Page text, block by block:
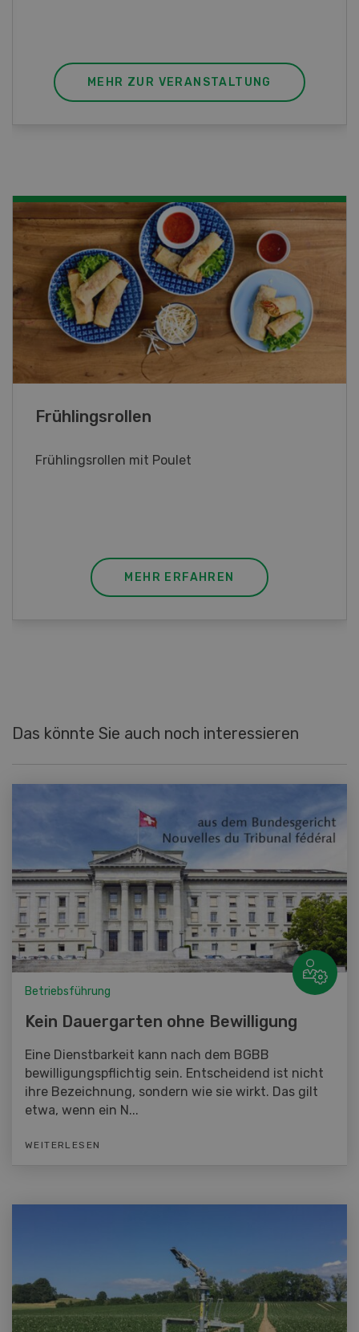
MEHR ZUR VERANSTALTUNG
Poulet mit Spinat-Dörrtomaten-
MEHR ERFAHREN
Das könnte Sie auch noch interessieren
Betriebsführung
Kein Dauergarten ohne Bewilligung
Eine Dienstbarkeit kann nach dem BGBB
bewilligungspflichtig sein. Entscheidend ist nicht
ihre Bezeichnung, sondern wie sie wirkt. Das gilt
etwa, wenn ein N...
WEITERLESEN